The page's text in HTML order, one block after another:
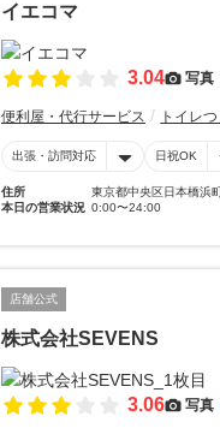
イエコマ
3.04 写真
便利屋・代行サービス トイレ
出張・訪問対応 日祝OK
住所
東京都中央区日本橋浜
本日の営業状況 0:00〜24:00
店舗公式
株式会社SEVENS
3.06 写真